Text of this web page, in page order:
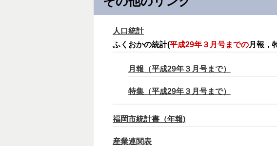
人口統計
ふくおかの統計(平成29年３月号までの月報，
月報（平成29年３月号まで）
特集（平成29年３月号まで）
福岡市統計書（年報)
産業連関表